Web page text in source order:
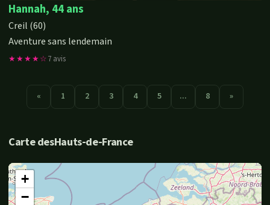
Hannah, 44 ans
Creil (60)
Aventure sans lendemain
★★★★☆7 avis
« 1 2 3 4 5 ... 8 »
Carte desHauts-de-France
+
−